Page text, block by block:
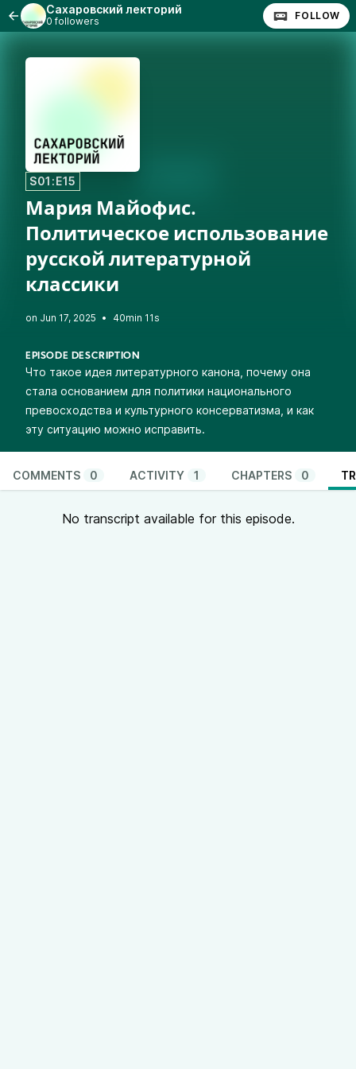
Сахаровский лекторий
0 followers FOLLOW
S01:E15
Мария Майофис.
Политическое использование
русской литературной
классики
• 40min 11s
EPISODE DESCRIPTION
Что такое идея литературного канона, почему она
стала основанием для политики национального
превосходства и культурного консерватизма, и как
эту ситуацию можно исправить.
COMMENTS 0 ACTIVITY 1 CHAPTERS 0
No transcript available for this episode.